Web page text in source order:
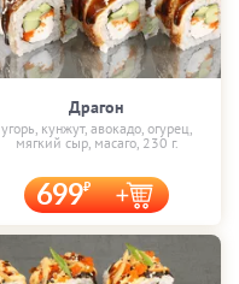
Драгон
угорь, кунжут, авокадо, огурец,
мягкий сыр, масаго, 230 г.
699